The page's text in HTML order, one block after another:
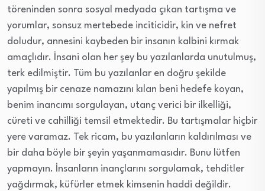
töreninden sonra sosyal medyada çıkan tartışma ve
yorumlar, sonsuz mertebede inciticidir, kin ve nefret
doludur, annesini kaybeden bir insanın kalbini kırmak
amaçlıdır. İnsani olan her şey bu yazılanlarda unutulmuş,
terk edilmiştir. Tüm bu yazılanlar en doğru şekilde
yapılmış bir cenaze namazını kılan beni hedefe koyan,
benim inancımı sorgulayan, utanç verici bir ilkelliği,
cüreti ve cahilliği temsil etmektedir. Bu tartışmalar hiçbir
yere varamaz. Tek ricam, bu yazılanların kaldırılması ve
bir daha böyle bir şeyin yaşanmamasıdır. Bunu lütfen
yapmayın. İnsanların inançlarını sorgulamak, tehditler
yağdırmak, küfürler etmek kimsenin haddi değildir.